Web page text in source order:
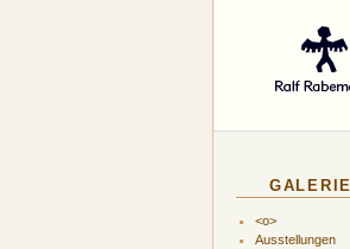
GALERIE
<o>
Ausstellungen